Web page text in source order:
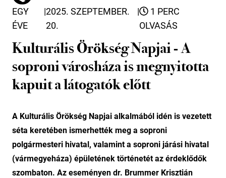
EGY
ÉVE
|2025. SZEPTEMBER.
20.
|
1 PERC
OLVASÁS
Kulturális Örökség Napjai - A
soproni városháza is megnyitotta
kapuit a látogatók előtt
A Kulturális Örökség Napjai alkalmából idén is vezetett
séta keretében ismerhették meg a soproni
polgármesteri hivatal, valamint a soproni járási hivatal
(vármegyeháza) épületének történetét az érdeklődők
szombaton. Az eseményen dr. Brummer Krisztián